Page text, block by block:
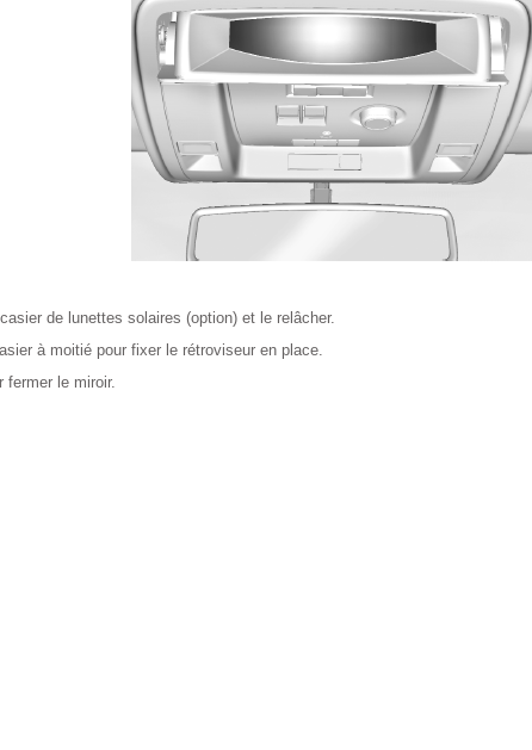
de lunettes solaires (option) et le relâcher.
à moitié pour fixer le rétroviseur en place.
fermer le miroir.